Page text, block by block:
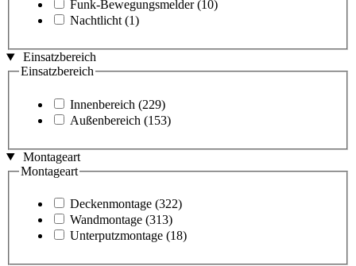
Funk-Bewegungsmelder (10)
Nachtlicht (1)
Einsatzbereich
Einsatzbereich
Innenbereich (229)
Außenbereich (153)
Montageart
Montageart
Deckenmontage (322)
Wandmontage (313)
Unterputzmontage (18)